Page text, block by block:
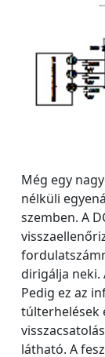
Még egy
nélküli
szemben. A
dirigálja neki.
Pedig ez az
túlterhelések
látható. A